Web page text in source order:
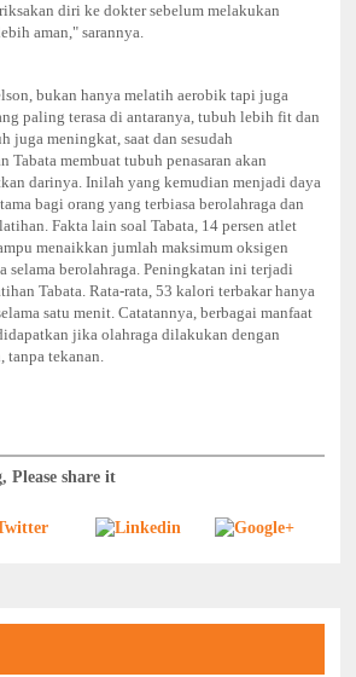
diri ke dokter sebelum melakukan
aman," sarannya.
bukan hanya melatih aerobik tapi juga
paling terasa di antaranya, tubuh lebih fit dan
juga meningkat, saat dan sesudah
Tabata membuat tubuh penasaran akan
darinya. Inilah yang kemudian menjadi daya
bagi orang yang terbiasa berolahraga dan
Fakta lain soal Tabata, 14 persen atlet
menaikkan jumlah maksimum oksigen
selama berolahraga. Peningkatan ini terjadi
Tabata. Rata-rata, 53 kalori terbakar hanya
satu menit.Catatannya, berbagai manfaat
jika olahraga dilakukan dengan
tanpa tekanan.
Please share it